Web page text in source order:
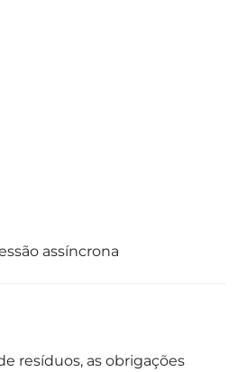
assíncrona
resíduos, as obrigações